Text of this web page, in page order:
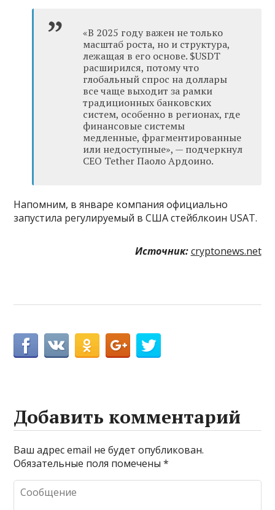
«В 2025 году важен не только
масштаб роста, но и структура,
лежащая в его основе. $USDT
расширился, потому что
глобальный спрос на доллары
все чаще выходит за рамки
традиционных банковских
систем, особенно в регионах, где
финансовые системы
медленные, фрагментированные
или недоступные», — подчеркнул
CEO Tether Паоло Ардоино.
Напомним, в январе компания официально
запустила регулируемый в США стейблкоин USAT.
Источник: cryptonews.net
Добавить комментарий
Ваш адрес email не будет опубликован.
Обязательные поля помечены*